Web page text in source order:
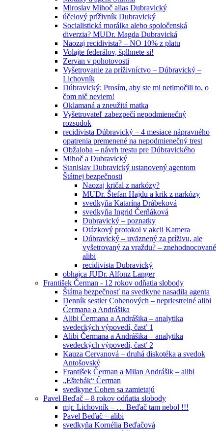
Miroslav Mihoč alias Dubravický
účelový príživník Dubravický
Socialistická morálka alebo spoločenská
diverzia? MUDr. Magda Dubravická
Naozaj recidivista? – NO 10% z platu
Volajte federálov, šplhnete si!
Zervan v pohotovosti
Vyšetrovanie za príživníctvo – Dúbravický –
Lichovník
Dúbravický: Prosím, aby ste mi netlmočili to, o
čom nič neviem!
Oklamaná a zneužitá matka
Vyšetrovateľ zabezpečí nepodmienečný
rozsudok
recidivista Dúbravický – 4 mesiace nápravného
opatrenia premenené na nepodmienečný trest
Obžaloba – návrh trestu pre Dúbravického
Mihoč a Dubravický
Stanislav Dubravický ustanovený agentom
Štátnej bezpečnosti
Naozaj kričal z narkózy?
MUDr. Štefan Hajdu a krik z narkózy
svedkyňa Katarína Drábeková
svedkyňa Ingrid Čerňáková
Dubravický – poznatky
Otázkový protokol v akcii Kamera
Dúbravický – uväznený za príživu, ale
vyšetrovaný za vraždu? – znehodnocované
alibi
recidivista Dubravický
obhajca JUDr. Alfonz Langer
František Čerman - 12 rokov odňatia slobody
Štátna bezpečnosť na svedkyne nasadila agenta
Denník sestier Cohenových – nepriestrelné alibi
Čermana a Andrášika
Alibi Čermana a Andrášika – analytika
svedeckých výpovedí, časť 1
Alibi Čermana a Andrášika – analytika
svedeckých výpovedí, časť 2
Kauza Cervanová – druhá diskotéka a svedok
Antošovský
František Čerman a Milan Andrášik – alibi
„Eštebák“ Čerman
svedkyne Cohen sa zamietajú
Pavel Beďač – 8 rokov odňatia slobody
mjr. Lichovník – … Beďač tam nebol !!!
Pavel Beďač – alibi
svedkyňa Kornélia Beďačová